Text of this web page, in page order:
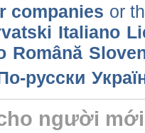
companies or
Italiano
Română
русски
người